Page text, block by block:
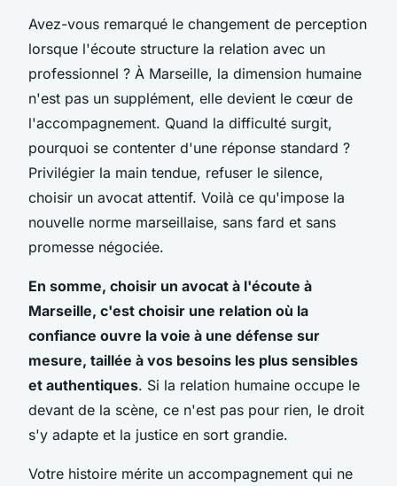
Avez-vous remarqué le changement de perception
lorsque l'écoute structure la relation avec un
professionnel ? À Marseille, la dimension humaine
n'est pas un supplément, elle devient le cœur de
l'accompagnement. Quand la difficulté surgit,
pourquoi se contenter d'une réponse standard ?
Privilégier la main tendue, refuser le silence,
choisir un avocat attentif. Voilà ce qu'impose la
nouvelle norme marseillaise, sans fard et sans
promesse négociée.
En somme, choisir un avocat à l'écoute à
Marseille, c'est choisir une relation où la
confiance ouvre la voie à une défense sur
mesure, taillée à vos besoins les plus sensibles
et authentiques. Si la relation humaine occupe le
devant de la scène, ce n'est pas pour rien, le droit
s'y adapte et la justice en sort grandie.
Votre histoire mérite un accompagnement qui ne